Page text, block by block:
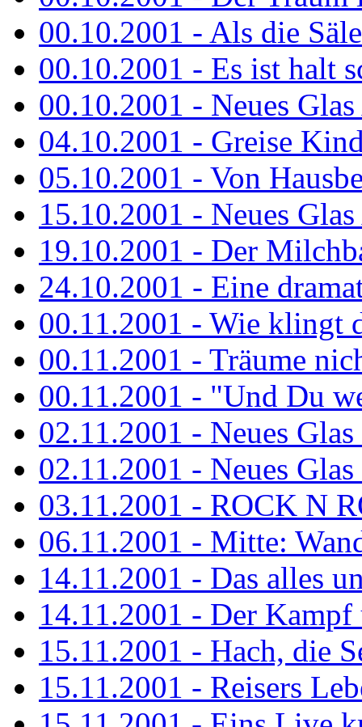
00.10.2001 - Als die
00.10.2001 - Es ist halt
00.10.2001 - Neues
04.10.2001 - Greise
05.10.2001 - Von
15.10.2001 - Neues
19.10.2001 - Der
24.10.2001 - Eine
00.11.2001 - Wie klingt
00.11.2001 - Träume
00.11.2001 - "Und Du
02.11.2001 - Neues Glas
02.11.2001 - Neues Glas
03.11.2001 - ROCK N
06.11.2001 - Mitte:
14.11.2001 - Das alles
14.11.2001 - Der Kampf
15.11.2001 - Hach, die
15.11.2001 - Reisers